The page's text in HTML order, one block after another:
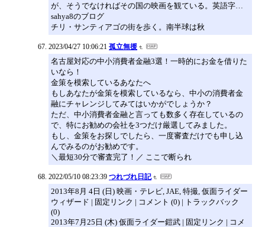
が、そうでなければその国の映画を観ている。英語字…
sahya8のブログ
チリ・サンティアゴの街を歩く。南半球は秋
2023/04/27 10:06:21 孤立無援
名古屋対応の中小消費者金融3選！一時的にお金を借りた
いなら！
金策を模索しているあなたへ
もしあなたが金策を模索しているなら、中小の消費者金
融にチャレンジしてみてはいかがでしょうか？
ただ、中小消費者金融と言っても数多く存在しているの
で、特にお勧めの会社を3つだけ厳選してみました。
もし、金策をお探しでしたら、一度審査だけでも申し込
んでみるのがお勧めです。
＼最短30分で審査完了！／ ここで断られ
2022/05/10 08:23:39 つれづれ日記
2013年8月 4日 (日) 映画・テレビ, JAE, 特撮, 仮面ライダー
ウィザード | 固定リンク | コメント (0) | トラックバック
(0)
2013年7月25日 (木) 仮面ライダー鎧武 | 固定リンク | コメ